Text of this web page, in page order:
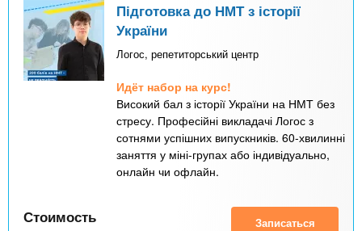
Підготовка до НМТ з історії
України
Логос, репетиторський центр
Идёт набор на курс!
Високий бал з історії України на НМТ без
стресу. Професійні викладачі Логос з
сотнями успішних випускників. 60-хвилинні
заняття у міні-групах або індивідуально,
онлайн чи офлайн.
Стоимость Записаться